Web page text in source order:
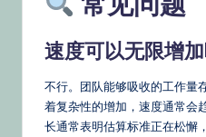
速度可以无限增加
不行。团队能够吸收的工作量
着复杂性的增加，速度通常会
长通常表明估算标准正在松懈